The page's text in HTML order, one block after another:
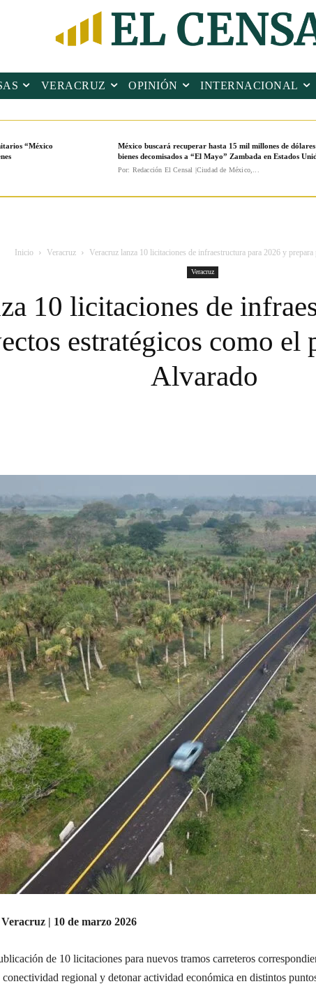
VERACRUZ OPINIÓN INTERNACIONAL
“México
México buscará recuperar hasta 15 mil millones de dólares
bienes decomisados a “El Mayo” Zambada en Estados
Por: Redacción El Censal |Ciudad de México,...
Inicio Veracruz Veracruz lanza 10 licitaciones de infraestructura para 2026 y prepara
Veracruz
10 licitaciones de
estratégicos como el
Alvarado
| 10 de marzo 2026
de 10 licitaciones para nuevos tramos carreteros
regional y detonar actividad económica en distintos